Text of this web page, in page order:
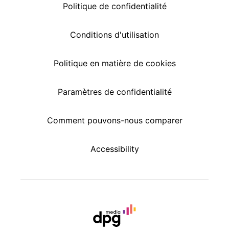
Politique de confidentialité
Conditions d'utilisation
Politique en matière de cookies
Paramètres de confidentialité
Comment pouvons-nous comparer
Accessibility